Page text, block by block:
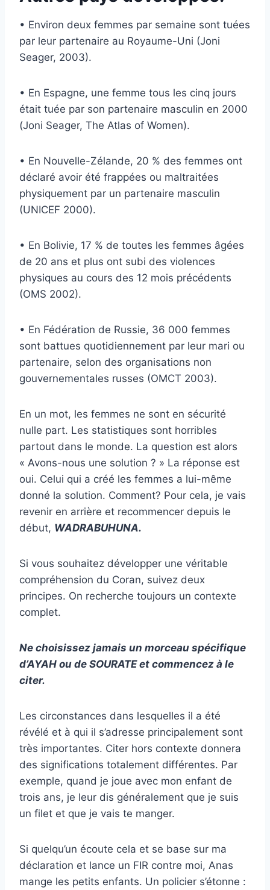
• Environ deux femmes par semaine sont tuées
par leur partenaire au Royaume-Uni (Joni
Seager, 2003).
• En Espagne, une femme tous les cinq jours
était tuée par son partenaire masculin en 2000
(Joni Seager, The Atlas of Women).
• En Nouvelle-Zélande, 20 % des femmes ont
déclaré avoir été frappées ou maltraitées
physiquement par un partenaire masculin
(UNICEF 2000).
• En Bolivie, 17 % de toutes les femmes âgées
de 20 ans et plus ont subi des violences
physiques au cours des 12 mois précédents
(OMS 2002).
• En Fédération de Russie, 36 000 femmes
sont battues quotidiennement par leur mari ou
partenaire, selon des organisations non
gouvernementales russes (OMCT 2003).
En un mot, les femmes ne sont en sécurité
nulle part. Les statistiques sont horribles
partout dans le monde. La question est alors
« Avons-nous une solution ? » La réponse est
oui. Celui qui a créé les femmes a lui-même
donné la solution. Comment? Pour cela, je vais
revenir en arrière et recommencer depuis le
début, WADRABUHUNA.
Si vous souhaitez développer une véritable
compréhension du Coran, suivez deux
principes. On recherche toujours un contexte
complet.
Ne choisissez jamais un morceau spécifique
d’AYAH ou de SOURATE et commencez à le
citer.
Les circonstances dans lesquelles il a été
révélé et à qui il s’adresse principalement sont
très importantes. Citer hors contexte donnera
des significations totalement différentes. Par
exemple, quand je joue avec mon enfant de
trois ans, je leur dis généralement que je suis
un filet et que je vais te manger.
Si quelqu’un écoute cela et se base sur ma
déclaration et lance un FIR contre moi, Anas
mange les petits enfants. Un policier s’étonne :